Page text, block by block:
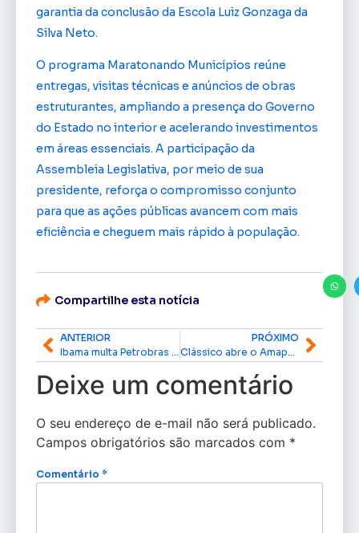
garantia da conclusão da Escola Luiz Gonzaga da
Silva Neto.
O programa Maratonando Municípios reúne
entregas, visitas técnicas e anúncios de obras
estruturantes, ampliando a presença do Governo
do Estado no interior e acelerando investimentos
em áreas essenciais. A participação da
Assembleia Legislativa, por meio de sua
presidente, reforça o compromisso conjunto
para que as ações públicas avancem com mais
eficiência e cheguem mais rápido à população.
Compartilhe esta notícia
ANTERIOR
PRÓXIMO
Deixe um comentário
O seu endereço de e-mail não será publicado.
Campos obrigatórios são marcados com *
Comentário *